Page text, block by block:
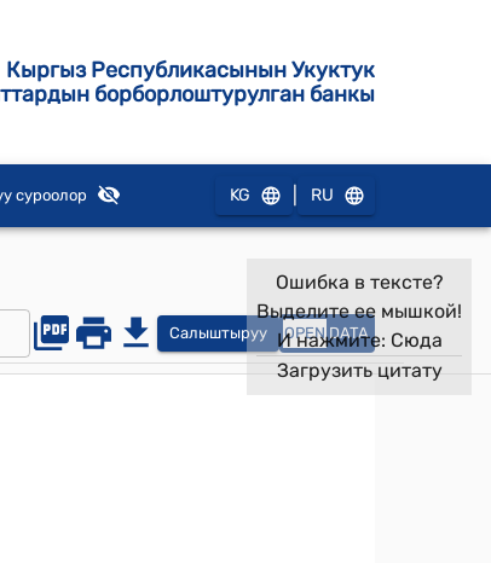
Кыргыз Республикасынын Укуктук
борборлоштурулган банкы
суроолор KG RU
Салыштыруу OPEN DATA
Ошибка в тексте?
Выделите ее мышкой!
И нажмите: Сюда
Загрузить цитату